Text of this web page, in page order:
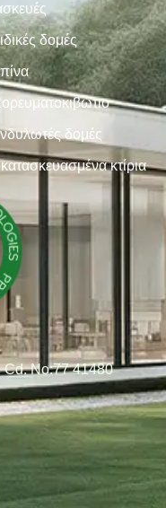
δομές
δομές
κτίρια
Cd. No:77 41480